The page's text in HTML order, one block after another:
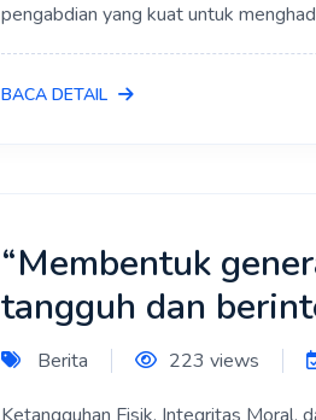
pengabdian yang kuat untuk
BACA DETAIL
“Membentuk
tangguh dan
Berita 223 views